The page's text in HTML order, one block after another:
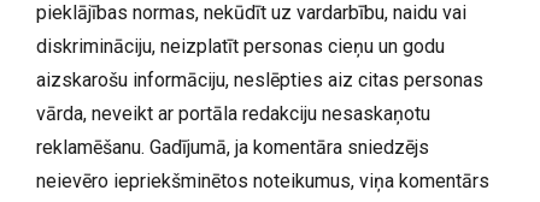
pieklājības normas, nekūdīt uz vardarbību, naidu vai
diskrimināciju, neizplatīt personas cieņu un godu
aizskarošu informāciju, neslēpties aiz citas personas
vārda, neveikt ar portāla redakciju nesaskaņotu
reklamēšanu. Gadījumā, ja komentāra sniedzējs
neievēro iepriekšminētos noteikumus, viņa komentārs